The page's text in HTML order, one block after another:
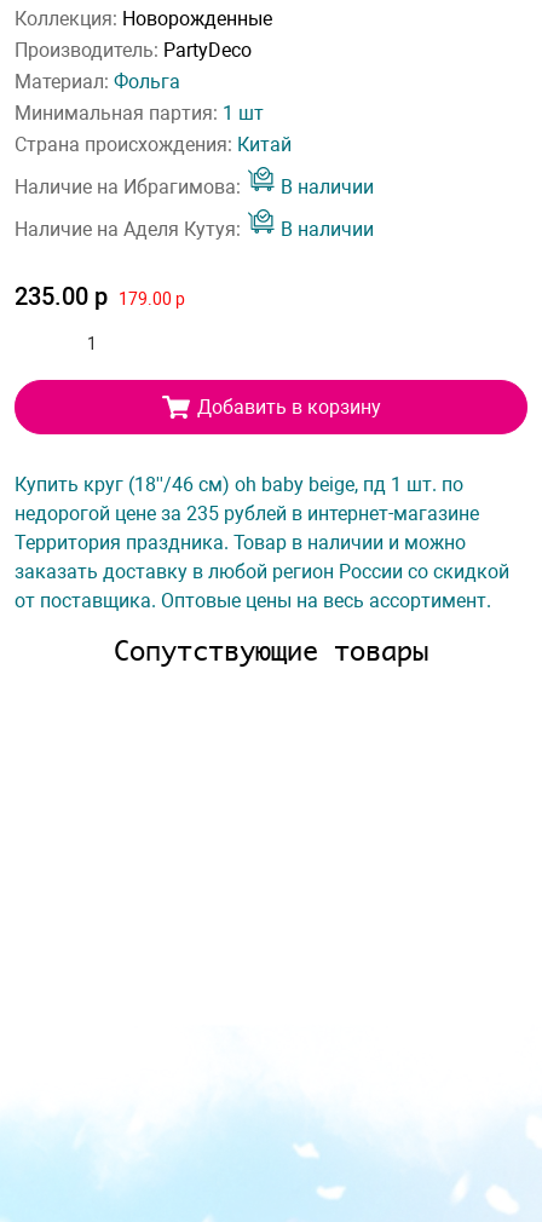
Коллекция: Новорожденные
Производитель: PartyDeco
Материал: Фольга
Минимальная партия: 1 шт
Страна происхождения: Китай
Наличие на Ибрагимова:
В наличии
Наличие на Аделя Кутуя:
В наличии
235.00 р 179.00 р
Добавить в корзину
Купить круг (18''/46 см) oh baby beige, пд 1 шт. по
недорогой цене за 235 рублей в интернет-магазине
Территория праздника. Товар в наличии и можно
заказать доставку в любой регион России со скидкой
от поставщика. Оптовые цены на весь ассортимент.
Сопутствующие товары